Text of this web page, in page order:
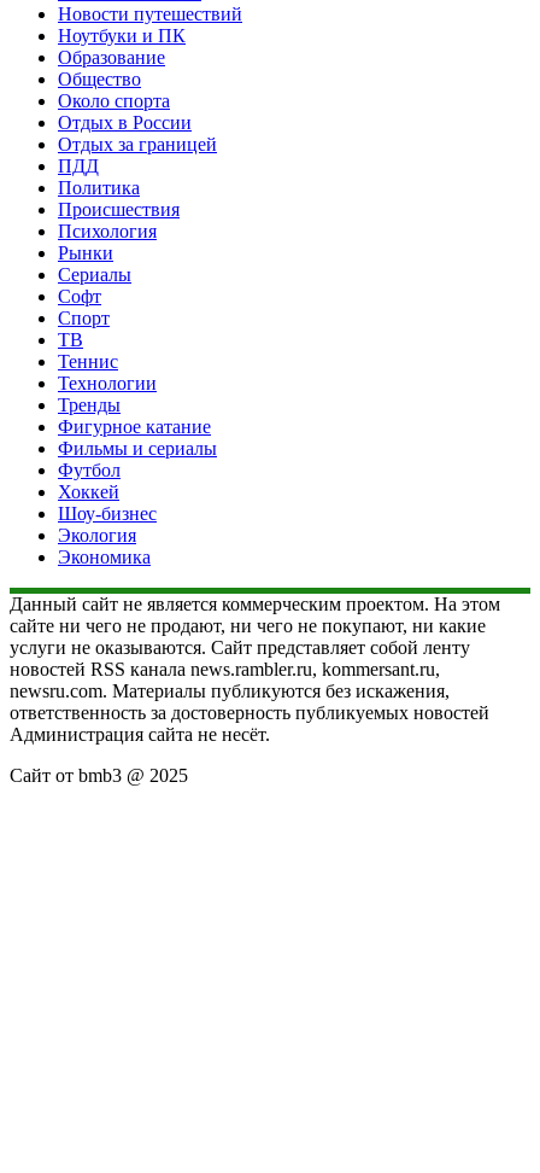
Новости путешествий
Ноутбуки и ПК
Образование
Общество
Около спорта
Отдых в России
Отдых за границей
ПДД
Политика
Происшествия
Психология
Рынки
Сериалы
Софт
Спорт
ТВ
Теннис
Технологии
Тренды
Фигурное катание
Фильмы и сериалы
Футбол
Хоккей
Шоу-бизнес
Экология
Экономика
Данный сайт не является коммерческим проектом. На этом
сайте ни чего не продают, ни чего не покупают, ни какие
услуги не оказываются. Сайт представляет собой ленту
новостей RSS канала news.rambler.ru, kommersant.ru,
newsru.com. Материалы публикуются без искажения,
ответственность за достоверность публикуемых новостей
Администрация сайта не несёт.
Сайт от bmb3 @ 2025